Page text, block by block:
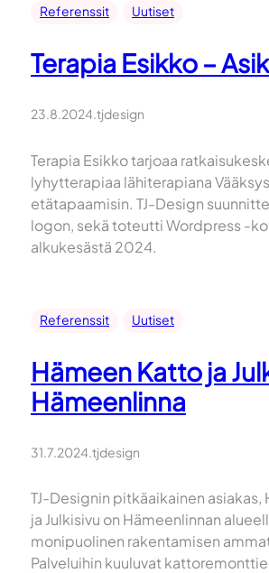
Referenssit Uutiset
Terapia Esikko –
23.8.2024.tjdesign
Terapia Esikko tarjoaa
lyhytterapiaa lähiterapiana
etätapaamisin. TJ-Design
logon, sekä toteutti Wordpress -
alkukesästä 2024.
Referenssit Uutiset
Hämeen Katto ja
Hämeenlinna
31.7.2024 tjdesign
TJ-Designin pitkäaikainen asiakas,
ja Julkisivu on Hämeenlinnan
monipuolinen rakentamisen
Palveluihin kuuluvat